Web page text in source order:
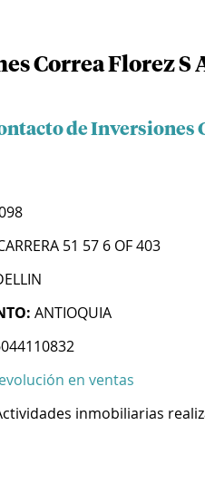
Correa Florez S
de Inversiones
51 57 6 OF 403
ANTIOQUIA
en ventas
inmobiliarias